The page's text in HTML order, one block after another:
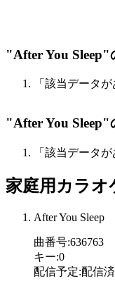
"After You Sleep"
「該当データが
"After You Sleep"
「該当データが
家庭用カラオ
After You Sleep
曲番号:636763
キー:0
配信予定:配信